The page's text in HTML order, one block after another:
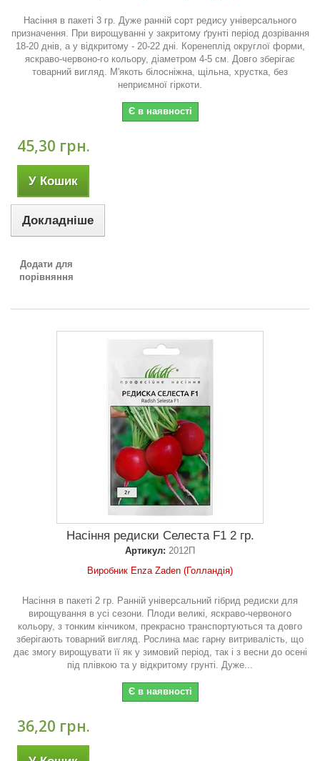
Насіння в пакеті 3 гр. Дуже ранній сорт редису універсального
призначення. При вирощуванні у закритому ґрунті період дозрівання
18-20 днів, а у відкритому - 20-22 дні. Коренеплід округлої форми,
яскраво-червоно-го кольору, діаметром 4-5 см. Довго зберігає
товарний вигляд. М'якоть білосніжна, щільна, хрустка, без
неприємної гіркоти.
Є в наявності
45,30 грн.
У Кошик
Докладніше
Додати для
порівняння
Насіння редиски Селеста F1 2 гр.
Артикул: 2012П
Виробник Enza Zaden (Голландія)
Насіння в пакеті 2 гр. Ранній універсальний гібрид редиски для
вирощування в усі сезони. Плоди великі, яскраво-червоного
кольору, з тонким кінчиком, прекрасно транспортуються та довго
зберігають товарний вигляд. Рослина має гарну витривалість, що
дає змогу вирощувати її як у зимовий період, так і з весни до осені
під плівкою та у відкритому грунті. Дуже...
Є в наявності
36,20 грн.